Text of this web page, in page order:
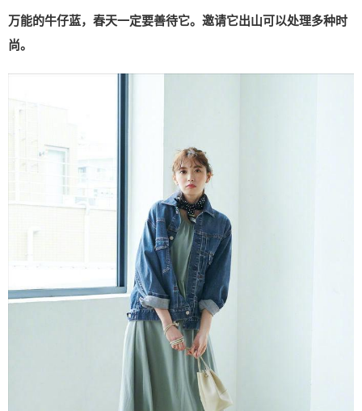
万能的牛仔蓝，春天一定要善待它。邀请它出山可以处理多种时
尚。